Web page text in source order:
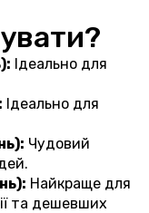
Ідеально для
Ідеально для
Чудовий
Найкраще для
та дешевших